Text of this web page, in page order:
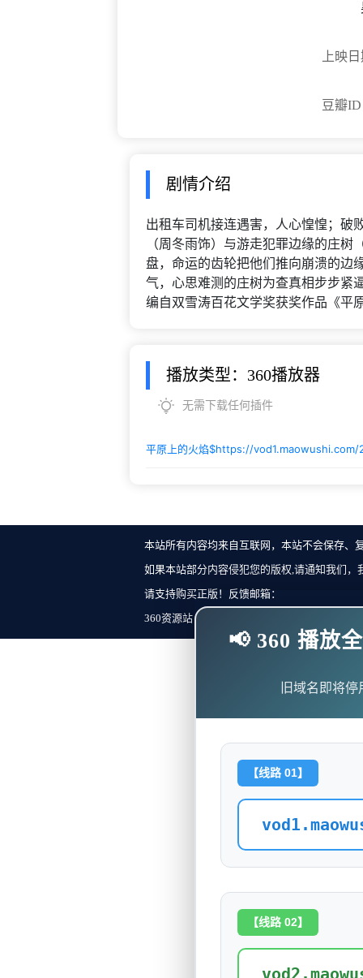
上映
豆瓣
剧情介绍
出租车司机接连遇害，人心惶惶；破
（周冬雨饰）与游走犯罪边缘的庄
盘，命运的齿轮把他们推向崩溃的
气，心思难测的庄树为查真相步步紧
编自双雪涛百花文学奖获奖作品《平
播放类型：360播放器
无需下载任何插件
平原上的火焰$https://vod1.maowushi.com/
本站所有内容均来自互联网，本站不会保存、
如果本站部分内容侵犯您的版权,请通知我们
请支持购买正版！反馈邮箱：
360资源站 Copyright ©2018-2023 All Rights
📢 360 播放
旧域名即将
【线路 01】
【线路 02】